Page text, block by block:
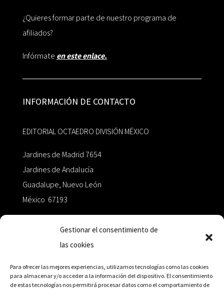
Gestionar el consentimiento de
las cookies
Para ofrecer las mejores experiencias, utilizamos tecnologías como las cookies
para almacenar y/o acceder a la información del dispositivo. El consentimiento
de estas tecnologías nos permitirá procesar datos como el comportamiento de
¿Quieres formar parte de nuestro programa de
afiliados?
Infórmate en este enlace.
INFORMACIÓN DE CONTACTO
EDITORIAL OCTAEDRO DIVISIÓN MÉXICO
Jardines de Madrid 7654
Jardines de Andalucía
Guadalupe, Nuevo León
México 67193
+52 811.499.5638
RED DE DISTRIBUCIÓN